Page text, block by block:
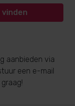
aanbieden via
een e-mail